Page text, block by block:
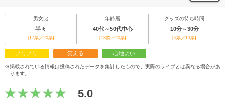
男女比 年齢層 グッズの待ち時間
半々 40代～50代中心 10分～30分
[17票／20票] [13票／20票] [5票／13票]
ノリノリ 笑える 心地よい
※掲載されている情報は投稿されたデータを集計したもので、実際のライブとは異なる場合があ
ります。
5.0